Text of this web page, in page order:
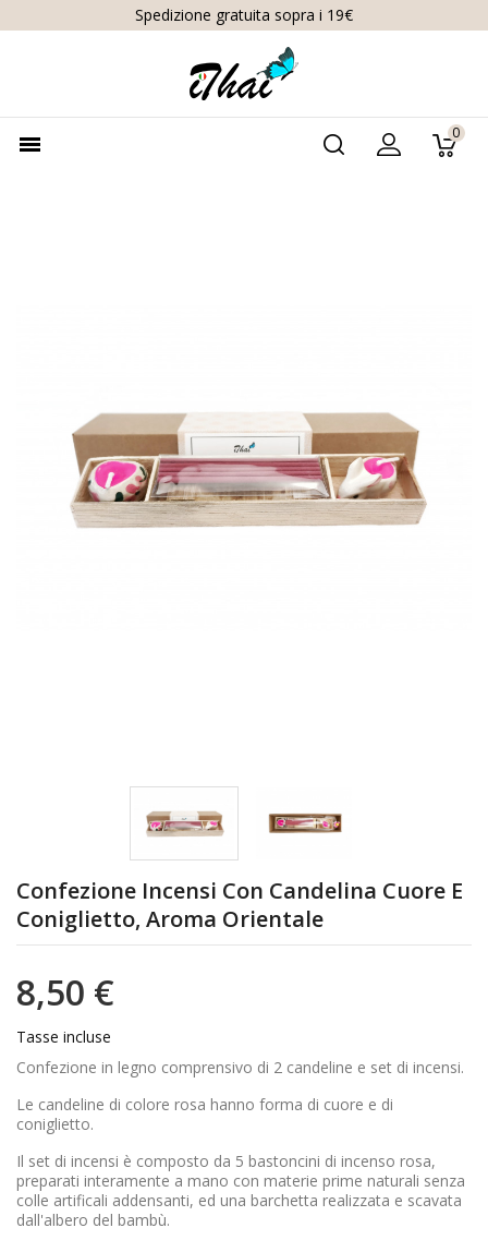
Spedizione gratuita sopra i 19€
 0
Confezione Incensi Con Candelina Cuore E
Coniglietto, Aroma Orientale
8,50 €
Tasse incluse
Confezione in legno comprensivo di 2 candeline e set di incensi.
Le candeline di colore rosa hanno forma di cuore e di
coniglietto.
Il set di incensi è composto da 5 bastoncini di incenso rosa,
preparati interamente a mano con materie prime naturali senza
colle artificali addensanti, ed una barchetta realizzata e scavata
dall'albero del bambù.